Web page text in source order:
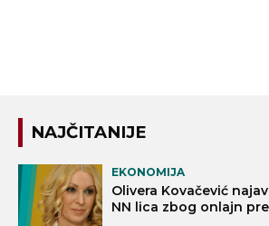
NAJČITANIJE
EKONOMIJA
Olivera Kovačević
NN lica zbog onlajn